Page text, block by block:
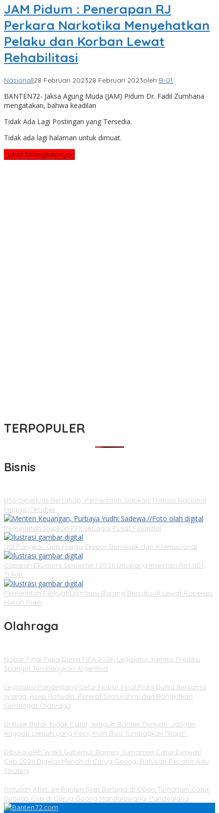
JAM Pidum : Penerapan RJ
Perkara Narkotika Menyehatkan
Pelaku dan Korban Lewat
Rehabilitasi
Nasional|28 Februari 202328 Februari 2023oleh B-01
BANTEN72- Jaksa Agung Muda (JAM) Pidum Dr. Fadil Zumhana
mengatakan, bahwa keadilan
Tidak Ada Lagi Postingan yang Tersedia.
Tidak ada lagi halaman untuk dimuat.
Lihat Selengkapnya
TERPOPULER
Bisnis
B50 Diperluas Bertahap, Pemerintah Siapkan Transisi Nasional
hingga Oktober
Pemerintah Siapkan PFII sebagai Pusat Finansial
DSI Pangkas Gap Harga Ekspor Domestik dan Internasional
Capaian Ekonomi Semester I 2026 Ditopang Investasi Rp1.001
Triliun
Pemerintah Perkuat Distribusi Barang Bersubsidi Lewat Koperasi
Merah Putih
Olahraga
Nobar Final Piala Dunia FIFA 2026, Legislator Yangto Prediksi
Spanyol Tumbangkan Argentina
Legislator Pandeglang Gelar Nobar Final Piala Dunia Bersama
Warga, Asep Rafiudin: Pererat Silaturahmi dan Bangkitkan
Semangat Olahraga
Di Balik Bidak-bidak Catur, Wagub Banten Dimyati: Jangan
Anggap Lemah yang Kecil, Pion Bisa Tumbagkan “Raja”
Dibuka oleh Wakil Gubernur Banten, Turnamen Catur Dimyati
Cup 2026 Digelar Meriah di Curug Goong, Ratusan Pecatur Adu
Strategi
Ratusan Atlet se Banten Siap Berlaga di Open Turnamen Catur
Dimyati Cup di Curug Goong Mandalawangi Pandeglang